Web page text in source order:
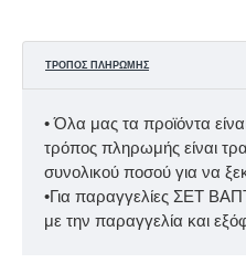
ΤΡΌΠΟΣ ΠΛΗΡΩΜΉΣ
• Όλα μας τα προϊόντα
τρόπος πληρωμής είναι
συνολικού ποσού για να
•Για παραγγελίες ΣΕΤ
με την παραγγελία και